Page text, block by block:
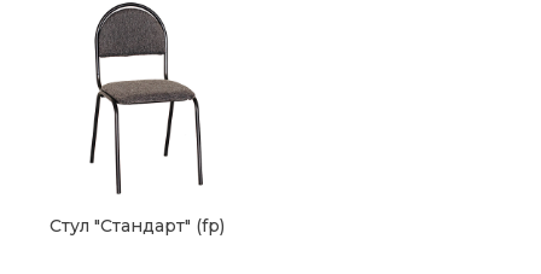
Стул "Стандарт" (fp)